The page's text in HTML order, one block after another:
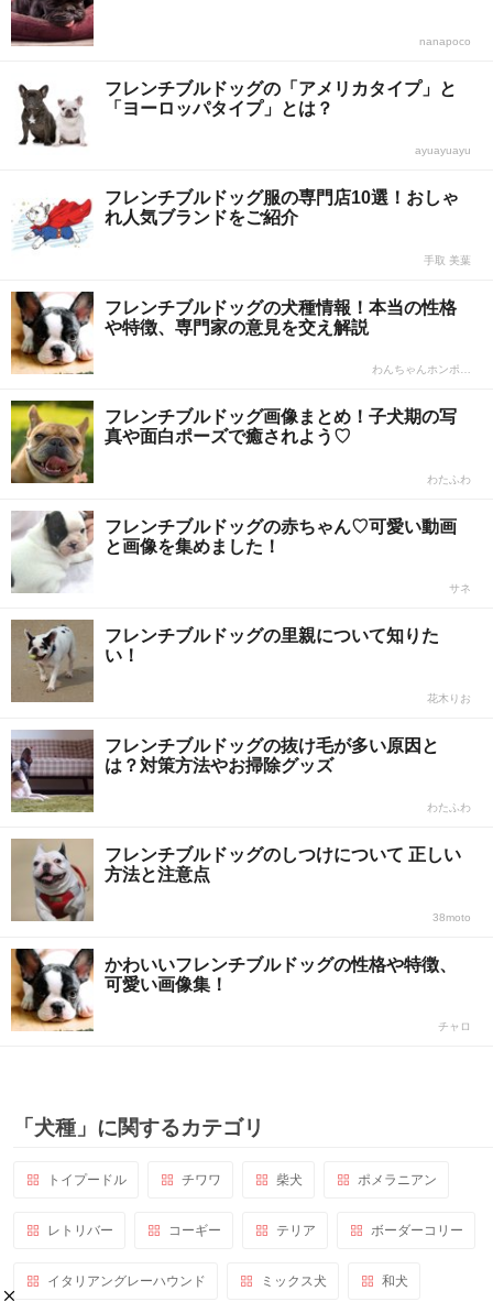
nanapoco
フレンチブルドッグの「アメリカタイプ」と
「ヨーロッパタイプ」とは？
ayuayuayu
フレンチブルドッグ服の専門店10選！おしゃ
れ人気ブランドをご紹介
手取 美葉
フレンチブルドッグの犬種情報！本当の性格
や特徴、専門家の意見を交え解説
わんちゃんホンポ…
フレンチブルドッグ画像まとめ！子犬期の写
真や面白ポーズで癒されよう♡
わたふわ
フレンチブルドッグの赤ちゃん♡可愛い動画
と画像を集めました！
サネ
フレンチブルドッグの里親について知りた
い！
花木りお
フレンチブルドッグの抜け毛が多い原因と
は？対策方法やお掃除グッズ
わたふわ
フレンチブルドッグのしつけについて 正しい
方法と注意点
38moto
かわいいフレンチブルドッグの性格や特徴、
可愛い画像集！
チャロ
「犬種」に関するカテゴリ
トイプードル チワワ 柴犬 ポメラニアン
レトリバー コーギー テリア ボーダーコリー
イタリアングレーハウンド ミックス犬 和犬